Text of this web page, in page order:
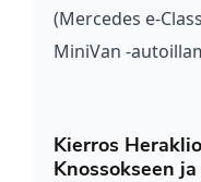
(Mercedes e-
MiniVan -
Kierros
Knossokseen